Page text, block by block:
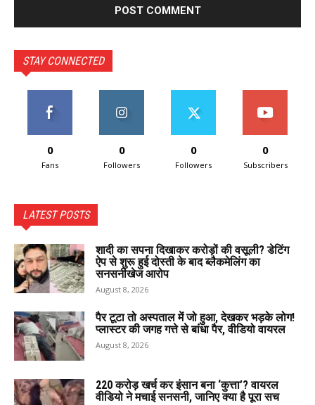
STAY CONNECTED
0
Fans
0
Followers
0
Followers
0
Subscribers
LATEST POSTS
शादी का सपना दिखाकर करोड़ों की वसूली? डेटिंग
ऐप से शुरू हुई दोस्ती के बाद ब्लैकमेलिंग का
सनसनीखेज आरोप
August 8, 2026
पैर टूटा तो अस्पताल में जो हुआ, देखकर भड़के लोग!
प्लास्टर की जगह गत्ते से बांधा पैर, वीडियो वायरल
August 8, 2026
220 करोड़ खर्च कर इंसान बना ‘कुत्ता’? वायरल
वीडियो ने मचाई सनसनी, जानिए क्या है पूरा सच